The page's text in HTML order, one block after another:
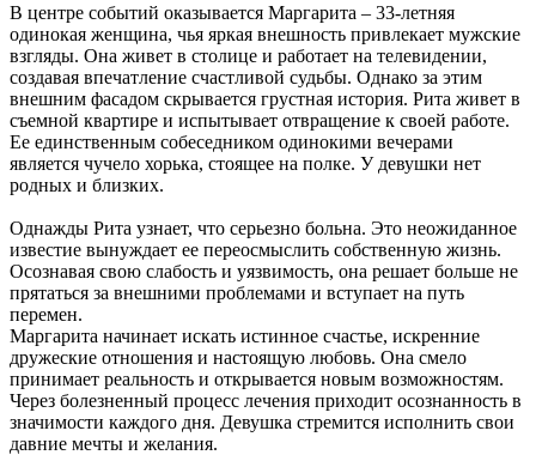
В центре событий оказывается Маргарита – 33-летняя
одинокая женщина, чья яркая внешность привлекает мужские
взгляды. Она живет в столице и работает на телевидении,
создавая впечатление счастливой судьбы. Однако за этим
внешним фасадом скрывается грустная история. Рита живет в
съемной квартире и испытывает отвращение к своей работе.
Ее единственным собеседником одинокими вечерами
является чучело хорька, стоящее на полке. У девушки нет
родных и близких.
Однажды Рита узнает, что серьезно больна. Это неожиданное
известие вынуждает ее переосмыслить собственную жизнь.
Осознавая свою слабость и уязвимость, она решает больше не
прятаться за внешними проблемами и вступает на путь
перемен.
Маргарита начинает искать истинное счастье, искренние
дружеские отношения и настоящую любовь. Она смело
принимает реальность и открывается новым возможностям.
Через болезненный процесс лечения приходит осознанность в
значимости каждого дня. Девушка стремится исполнить свои
давние мечты и желания.